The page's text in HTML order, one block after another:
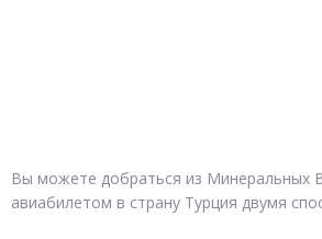
Вы можете добраться из Минеральных
авиабилетом в страну Турция двумя